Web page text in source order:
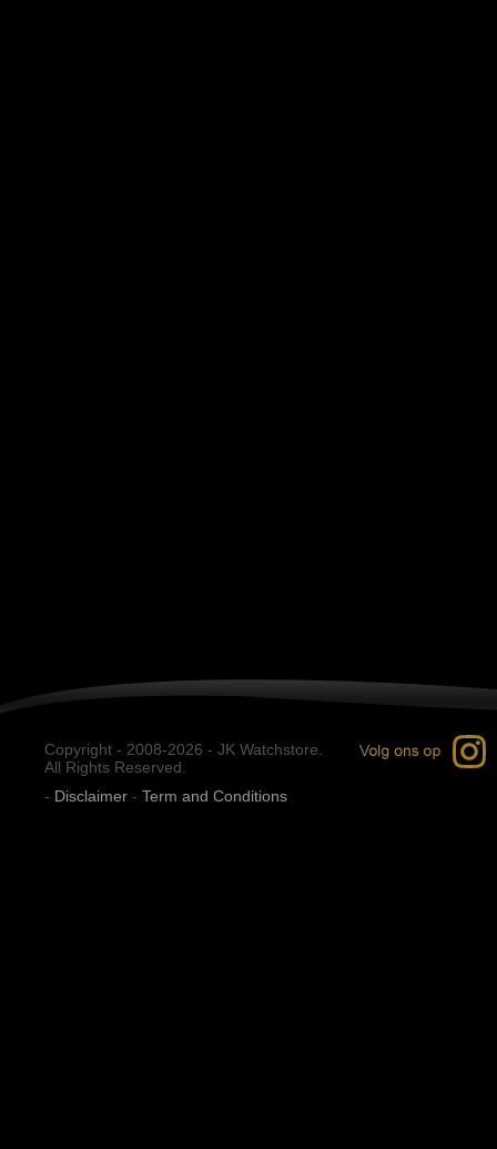
Copyright - 2008-2026 - JK Watchstore.
All Rights Reserved.
- Disclaimer - Term and Conditions